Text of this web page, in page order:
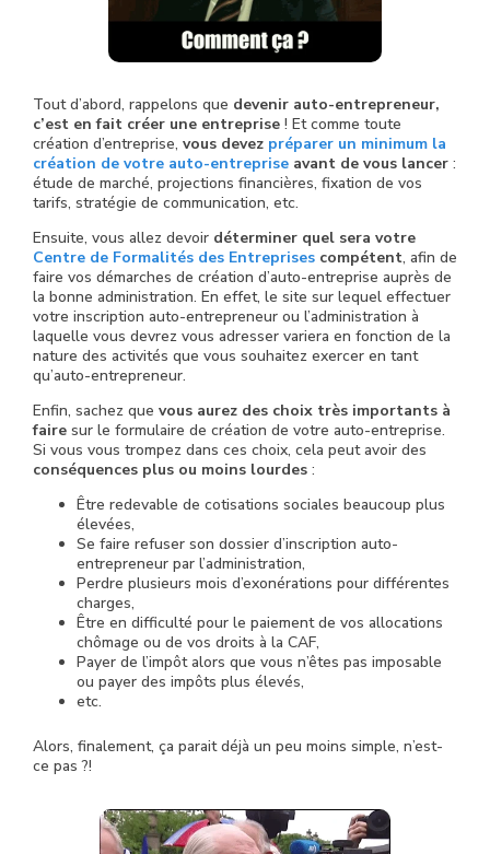
Tout d’abord, rappelons que devenir auto-entrepreneur,
c’est en fait créer une entreprise ! Et comme toute
création d’entreprise, vous devez préparer un minimum la
création de votre auto-entreprise avant de vous lancer :
étude de marché, projections financières, fixation de vos
tarifs, stratégie de communication, etc.
Ensuite, vous allez devoir déterminer quel sera votre
Centre de Formalités des Entreprises compétent, afin de
faire vos démarches de création d’auto-entreprise auprès de
la bonne administration. En effet, le site sur lequel effectuer
votre inscription auto-entrepreneur ou l’administration à
laquelle vous devrez vous adresser variera en fonction de la
nature des activités que vous souhaitez exercer en tant
qu’auto-entrepreneur.
Enfin, sachez que vous aurez des choix très importants à
faire sur le formulaire de création de votre auto-entreprise.
Si vous vous trompez dans ces choix, cela peut avoir des
conséquences plus ou moins lourdes :
Être redevable de cotisations sociales beaucoup plus
élevées,
Se faire refuser son dossier d’inscription auto-
entrepreneur par l’administration,
Perdre plusieurs mois d’exonérations pour différentes
charges,
Être en difficulté pour le paiement de vos allocations
chômage ou de vos droits à la CAF,
Payer de l’impôt alors que vous n’êtes pas imposable
ou payer des impôts plus élevés,
etc.
Alors, finalement, ça parait déjà un peu moins simple, n’est-
ce pas ?!